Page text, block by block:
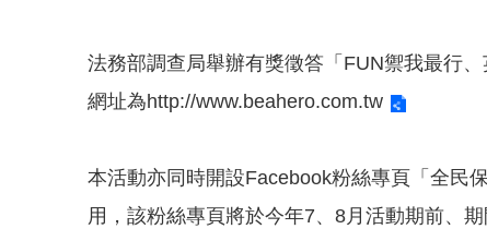
法務部調查局舉辦有獎徵答「FUN禦我最行
網址為http://www.beahero.com.tw
本活動亦同時開設Facebook粉絲專頁「全民
用，該粉絲專頁將於今年7、8月活動期前、